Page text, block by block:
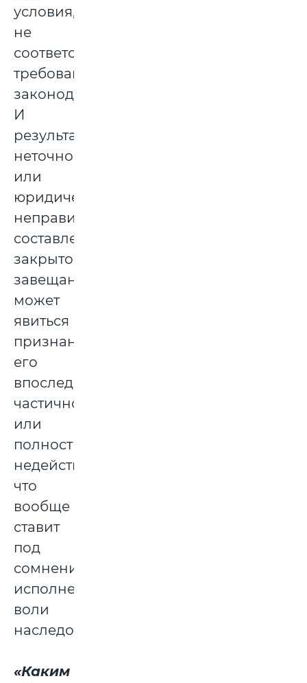
условия,
не
соответствующие
требованиям
законодательства.
И
результатом
неточно
или
юридически
неправильно
составленного
закрытого
завещания
может
явиться
признание
его
впоследствии
частично
или
полностью
недействительным,
что
вообще
ставит
под
сомнение
исполнение
воли
наследодателя.
«Каким